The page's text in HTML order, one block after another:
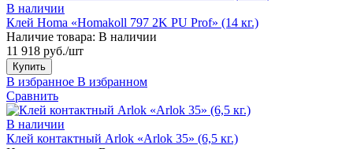
В наличии
Клей Homa «Homakoll 797 2K PU Prof» (14 кг.)
Наличие товара: В наличии
11 918 руб./шт
Купить
В избранное В избранном
Сравнить
В наличии
Клей контактный Arlok «Arlok 35» (6,5 кг.)